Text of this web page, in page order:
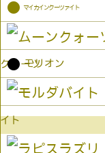
● マイカインクーツァイト
クォーツ
● モリオン
イト